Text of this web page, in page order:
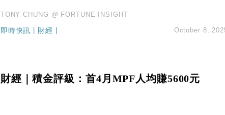
TONY CHUNG @ FORTUNE INSIGHT
即時快訊 財經 October 8,
財經｜積金評級：首4月MPF人均賺5600元